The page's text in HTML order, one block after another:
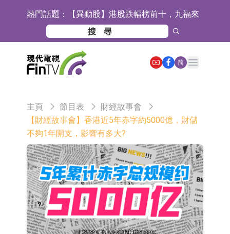
熱門話題： 【異動股】港股跌幅榜前十，九福來
(08611.HK)跌21.43%，天瑞汽車内飾
(06162.HK)跌18.44%
【異動股】港股漲幅榜前十，佳明集
團控股(01271.HK)漲+78.22%，拿森
科技(02261.HK)漲+64.11%
斯迪克：公司為國內摺疊屏核心功能
材料供應商
恒瑞醫藥：公司已在中國獲批上市26
目標客戶的測試認證
上期所：7月份對11個實際控制關系
賬戶組採取限制開倉的監管措施
特發服務：成功中標嗶哩嗶哩上海濱
江總部物業服務項目
亞太股份：公司是零跑汽車和
Stellantis集團的供應商
理工雷科面向邊緣AI場景推出"山
海"系列智算模組 系列產品基於國產
CPU與GPU構建
【異動股】醫療研發外包板塊拉升，
博騰股份(300363.CN)漲20.02%
日韓股市收盤雙雙下跌
简
Open main menu
主頁 節目表
財經故事會
【財經故事會】香港近5年赤字約5000億，財儲
不夠1年開支，影響有多大?